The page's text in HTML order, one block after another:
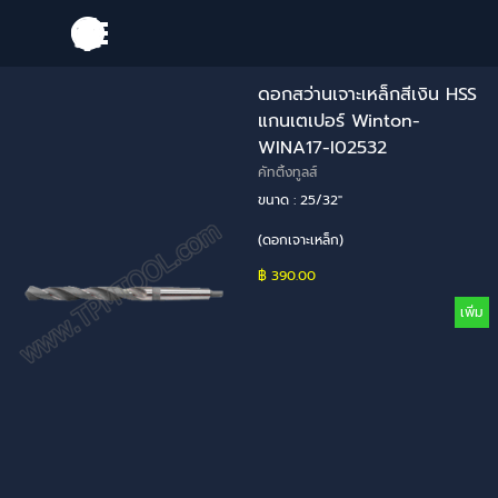
Skip menu
ดอกสว่านเจาะเหล็กสีเงิน HSS
แกนเตเปอร์ Winton-
WINA17-I02532
คัทติ้งทูลส์
ขนาด : 25/32"
(ดอกเจาะเหล็ก)
฿ 390.00
เพิ่ม